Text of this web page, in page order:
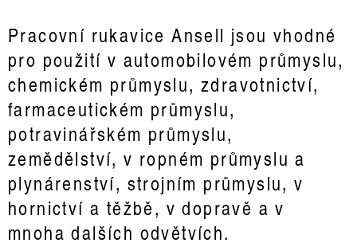
Pracovní rukavice Ansell jsou vhodné
pro použití v automobilovém průmyslu,
chemickém průmyslu, zdravotnictví,
farmaceutickém průmyslu,
potravinářském průmyslu,
zemědělství, v ropném průmyslu a
plynárenství, strojním průmyslu, v
hornictví a těžbě, v dopravě a v
mnoha dalších odvětvích.